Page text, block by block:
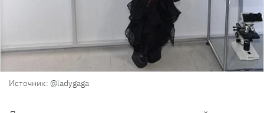
Источник: @ladygaga